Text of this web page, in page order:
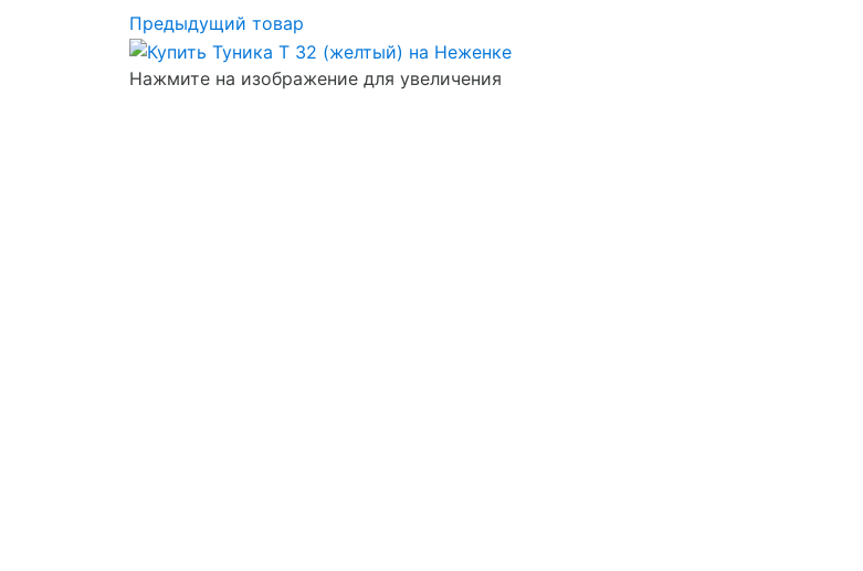
Предыдущий товар
Нажмите на изображение для увеличения